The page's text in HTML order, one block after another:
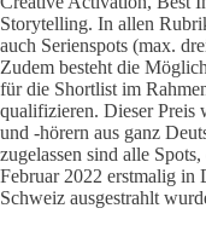
Storytelling. In allen
auch Serienspots (max.
Zudem besteht die
für die Shortlist im
qualifizieren. Dieser Preis
und -hörern aus ganz
zugelassen sind alle
Februar 2022 erstmalig in
Schweiz ausgestrahlt